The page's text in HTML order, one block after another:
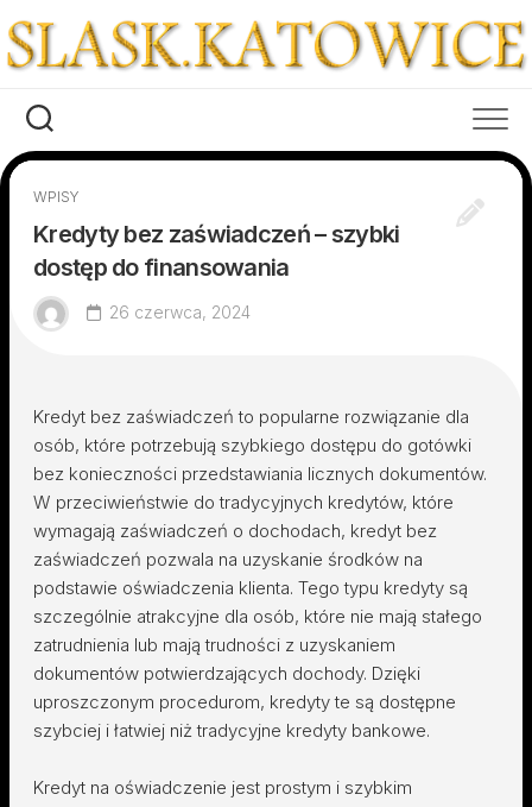
to
content
WPISY
Kredyty bez zaświadczeń – szybki
dostęp do finansowania
26 czerwca, 2024
Kredyt bez zaświadczeń to popularne rozwiązanie dla
osób, które potrzebują szybkiego dostępu do gotówki
bez konieczności przedstawiania licznych dokumentów.
W przeciwieństwie do tradycyjnych kredytów, które
wymagają zaświadczeń o dochodach, kredyt bez
zaświadczeń pozwala na uzyskanie środków na
podstawie oświadczenia klienta. Tego typu kredyty są
szczególnie atrakcyjne dla osób, które nie mają stałego
zatrudnienia lub mają trudności z uzyskaniem
dokumentów potwierdzających dochody. Dzięki
uproszczonym procedurom, kredyty te są dostępne
szybciej i łatwiej niż tradycyjne kredyty bankowe.
Kredyt na oświadczenie jest prostym i szybkim